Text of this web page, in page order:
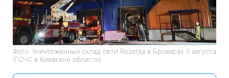
Фото: Уничтоженный склад сети Rozetka в Броварах 5 августа
(ГСЧС в Киевской области)